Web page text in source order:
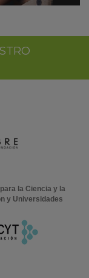
la Ciencia y la
y Universidades